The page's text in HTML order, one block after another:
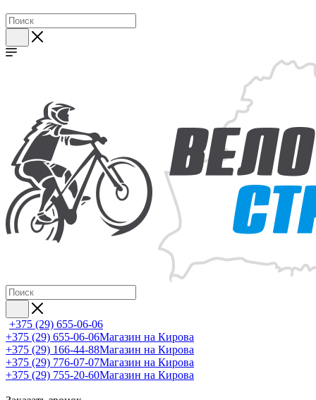
+375 (29) 655-06-06
+375 (29) 655-06-06Магазин на Кирова
+375 (29) 166-44-88Магазин на Кирова
+375 (29) 776-07-07Магазин на Кирова
+375 (29) 755-20-60Магазин на Кирова